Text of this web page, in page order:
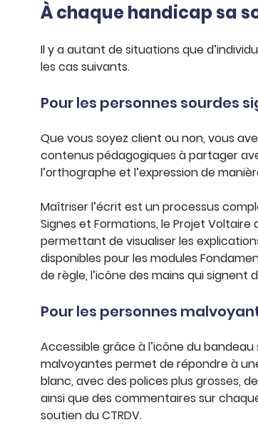
À chaque handicap sa
Il y a autant de situations que
les cas suivants.
Pour les personnes sourdes
Que vous soyez client ou non, vous
contenus pédagogiques à partager
l’orthographe et l’expression de
Maîtriser l’écrit est un processus
Signes et Formations, le Projet
permettant de visualiser les
disponibles pour les modules
de règle, l’icône des mains qui
Pour les personnes
Accessible grâce à l’icône du
malvoyantes permet de répondre à
blanc, avec des polices plus grosses,
ainsi que des commentaires sur
soutien du CTRDV.